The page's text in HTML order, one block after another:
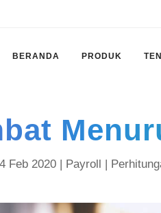
BERANDA PRODUK
Feb 2020 | Payroll |